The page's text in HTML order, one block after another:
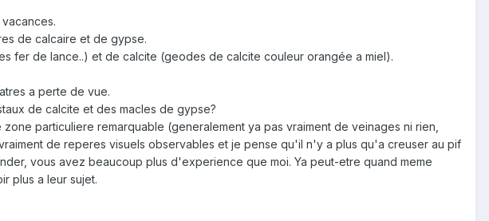
de calcaire et de gypse.
fer de lance..) et de calcite (geodes de calcite couleur orangée a miel).
a perte de vue.
de calcite et des macles de gypse?
particuliere remarquable (generalement ya pas vraiment de veinages ni rien,
de reperes visuels observables et je pense qu'il n'y a plus qu'a creuser au pif
vous avez beaucoup plus d'experience que moi. Ya peut-etre quand meme
plus a leur sujet.